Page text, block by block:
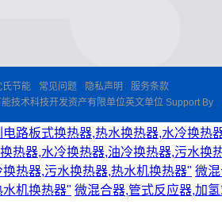
氏节能 常见问题 隐私声明
服务条款
技术科技开发资产有限单位英文单位 Support By
路板式换热器,热水换热器,水冷换热
热器,水冷换热器,油冷换热器,污水换
热器,污水换热器,热水机换热器" 微
机换热器" 微混合器,管式反应器,加